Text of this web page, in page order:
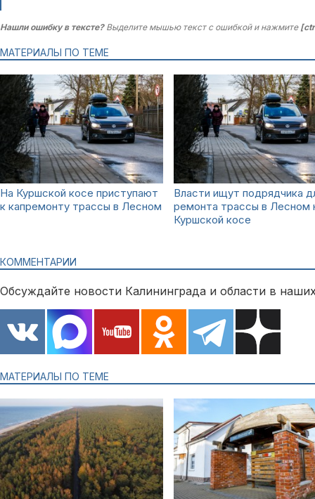
Нашли ошибку в тексте?Выделите мышью текст с ошибкой и нажмите
МАТЕРИАЛЫ ПО ТЕМЕ
На Куршской косе приступают
к капремонту трассы в Лесном
Власти ищут подрядчика
ремонта трассы в Лесном
Куршской косе
КОММЕНТАРИИ
Обсуждайте новости Калининграда и области в
МАТЕРИАЛЫ ПО ТЕМЕ